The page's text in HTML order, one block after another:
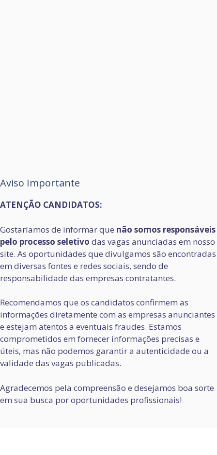
Aviso Importante
ATENÇÃO CANDIDATOS:
Gostaríamos de informar que não somos responsáveis
pelo processo seletivo das vagas anunciadas em nosso
site. As oportunidades que divulgamos são encontradas
em diversas fontes e redes sociais, sendo de
responsabilidade das empresas contratantes.
Recomendamos que os candidatos confirmem as
informações diretamente com as empresas anunciantes
e estejam atentos a eventuais fraudes. Estamos
comprometidos em fornecer informações precisas e
úteis, mas não podemos garantir a autenticidade ou a
validade das vagas publicadas.
Agradecemos pela compreensão e desejamos boa sorte
em sua busca por oportunidades profissionais!